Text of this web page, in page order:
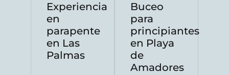
Experiencia
en
parapente
en Las
Palmas
Buceo
para
principiantes
en Playa
de
Amadores